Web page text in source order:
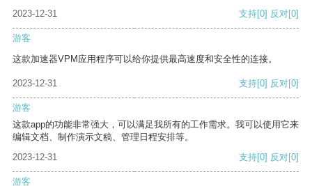
2023-12-31
支持[0] 反对[0]
游客
这款加速器VPM应用程序可以给你提供最高速度和安全性的连接。
2023-12-31 支持[0] 反对[0]
游客
这款app的功能非常强大，可以满足我所有的工作需求。我可以使用它来
编辑文档、制作演示文稿、管理日程安排等。
2023-12-31
支持[0] 反对[0]
游客